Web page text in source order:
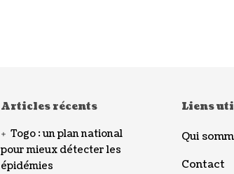
Articles récents
Togo : un plan national
pour mieux détecter les
épidémies
Liens
Qui
Contact